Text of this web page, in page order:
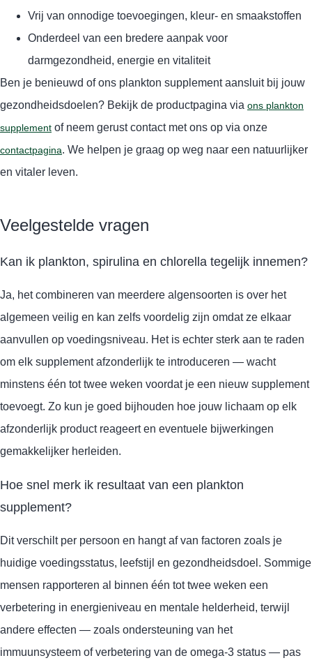
Vrij van onnodige toevoegingen, kleur- en smaakstoffen
Onderdeel van een bredere aanpak voor
darmgezondheid, energie en vitaliteit
Ben je benieuwd of ons plankton supplement aansluit bij jouw
gezondheidsdoelen? Bekijk de productpagina via ons plankton
supplement of neem gerust contact met ons op via onze
contactpagina. We helpen je graag op weg naar een natuurlijker
en vitaler leven.
Veelgestelde vragen
Kan ik plankton, spirulina en chlorella tegelijk innemen?
Ja, het combineren van meerdere algensoorten is over het
algemeen veilig en kan zelfs voordelig zijn omdat ze elkaar
aanvullen op voedingsniveau. Het is echter sterk aan te raden
om elk supplement afzonderlijk te introduceren — wacht
minstens één tot twee weken voordat je een nieuw supplement
toevoegt. Zo kun je goed bijhouden hoe jouw lichaam op elk
afzonderlijk product reageert en eventuele bijwerkingen
gemakkelijker herleiden.
Hoe snel merk ik resultaat van een plankton
supplement?
Dit verschilt per persoon en hangt af van factoren zoals je
huidige voedingsstatus, leefstijl en gezondheidsdoel. Sommige
mensen rapporteren al binnen één tot twee weken een
verbetering in energieniveau en mentale helderheid, terwijl
andere effecten — zoals ondersteuning van het
immuunsysteem of verbetering van de omega-3 status — pas